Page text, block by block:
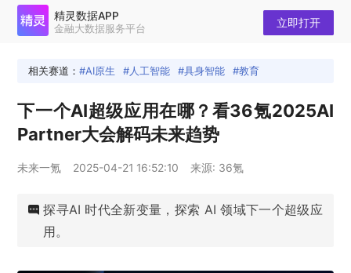
相关赛道： AI原生 人工智能 具身智能 教育
下一个AI超级应用在哪？看36氪2025AI
Partner大会解码未来趋势
未来一氪 2025-04-21 16:52:10 来源: 36氪
探寻AI 时代全新变量，探索 AI 领域下一个超级应
用。
精灵数据APP
金融大数据服务平台 立即打开